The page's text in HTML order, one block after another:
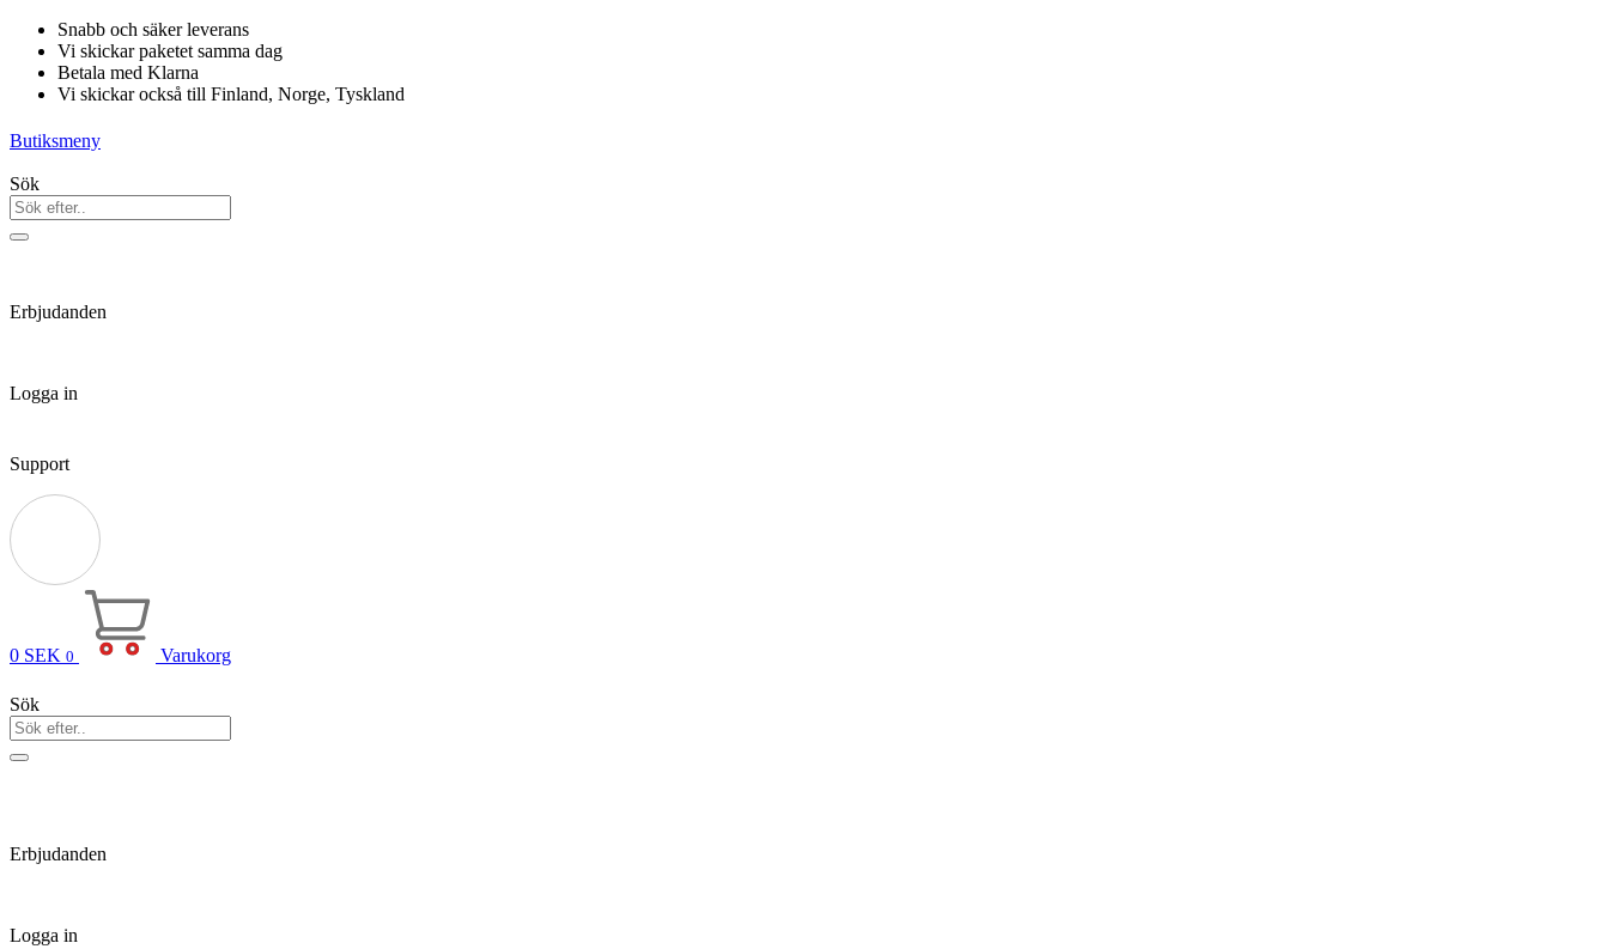
Hoppa
innehåll
Snabb och säker leverans
Vi skickar paketet samma dag
Betala med Klarna
Vi skickar också till Finland, Norge, Tyskland
Butiksmeny
Sök
Erbjudanden
Logga in
Support
0 SEK 0 Varukorg
Sök
Erbjudanden
Logga in